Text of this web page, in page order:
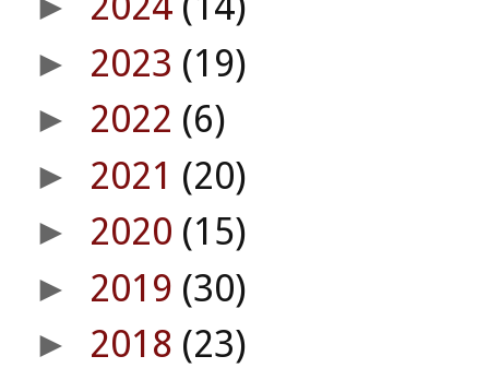
► 2023 (19)
► 2022 (6)
► 2021 (20)
► 2020 (15)
► 2019 (30)
► 2018 (23)